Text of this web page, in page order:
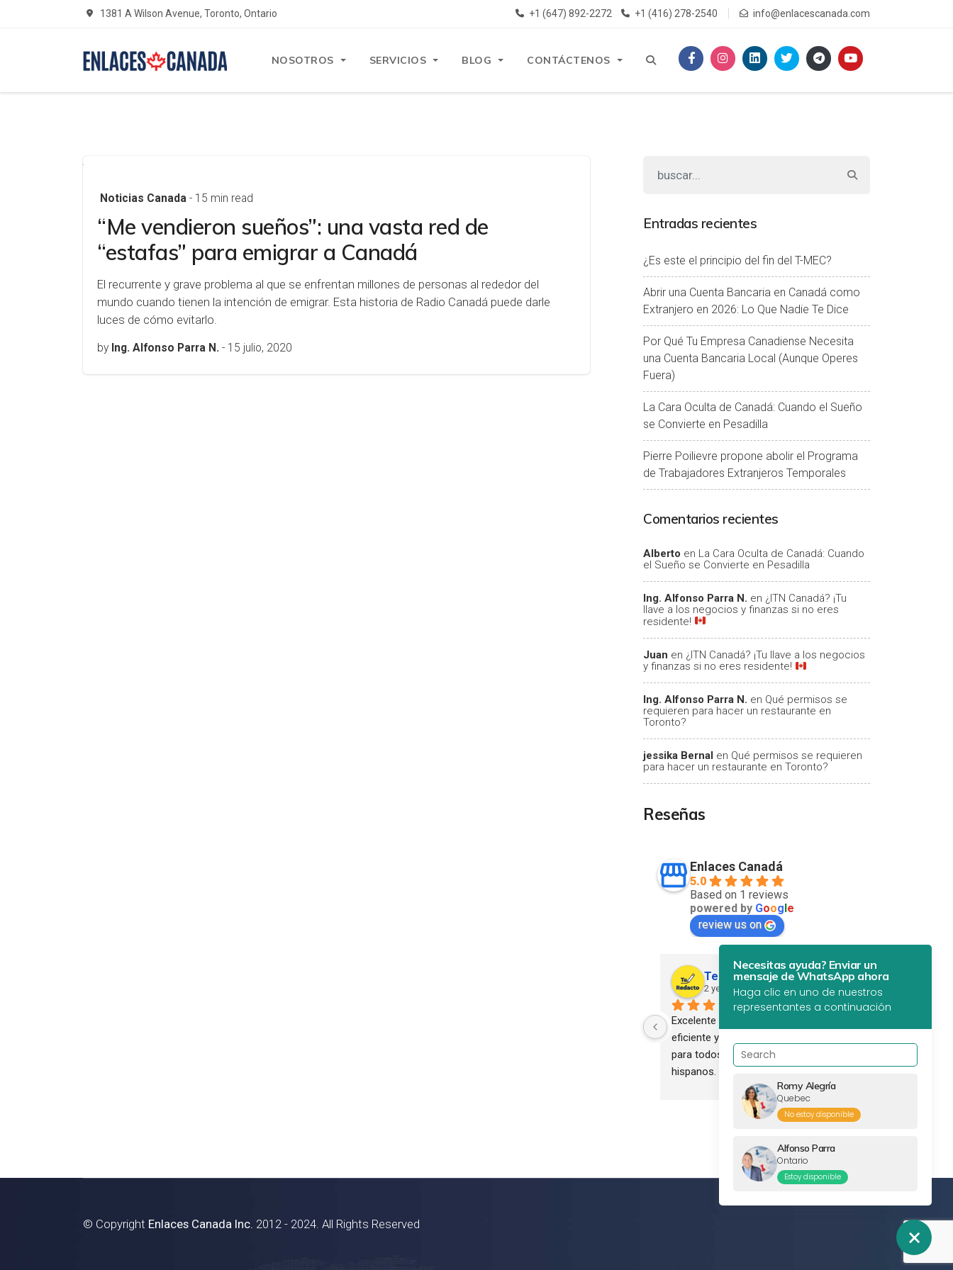
1381 A Wilson Avenue, Toronto, Ontario +1 (647) 892-2272 +1 (416) 278-2540 info@enlacescanada.com
NOSOTROS SERVICIOS BLOG CONTÁCTENOS
Noticias Canada - 15 min read
“Me vendieron sueños”: una vasta red de
“estafas” para emigrar a Canadá
El recurrente y grave problema al que se enfrentan millones de personas al rededor del
mundo cuando tienen la intención de emigrar. Esta historia de Radio Canadá puede darle
luces de cómo evitarlo.
by Ing. Alfonso Parra N. - 15 julio, 2020
Entradas recientes
¿Es este el principio del fin del T-MEC?
Abrir una Cuenta Bancaria en Canadá como
Extranjero en 2026: Lo Que Nadie Te Dice
Por Qué Tu Empresa Canadiense Necesita
una Cuenta Bancaria Local (Aunque Operes
Fuera)
La Cara Oculta de Canadá: Cuando el Sueño
se Convierte en Pesadilla
Pierre Poilievre propone abolir el Programa
de Trabajadores Extranjeros Temporales
Comentarios recientes
Alberto en La Cara Oculta de Canadá: Cuando
el Sueño se Convierte en Pesadilla
Ing. Alfonso Parra N. en ¿ITN Canadá? ¡Tu
llave a los negocios y finanzas si no eres
residente!
Juan en ¿ITN Canadá? ¡Tu llave a los negocios
y finanzas si no eres residente!
Ing. Alfonso Parra N. en Qué permisos se
requieren para hacer un restaurante en
Toronto?
jessika Bernal en Qué permisos se requieren
para hacer un restaurante en Toronto?
Reseñas
Enlaces Canadá
5.0
Based on 1 reviews
powered by Google
review us on
Te Redacto Global
2 years ago
Excelente servicio. Profesional,
eficiente y confiable. Recomendado
para todos los empresarios
hispanos.
© Copyright Enlaces Canada Inc. 2012 - 2024. All Rights Reserved
Necesitas ayuda? Enviar un
mensaje de WhatsApp ahora
Haga clic en uno de nuestros
representantes a continuación
Romy Alegría
Quebec
No estoy disponible
Alfonso Parra
Ontario
Estoy disponible